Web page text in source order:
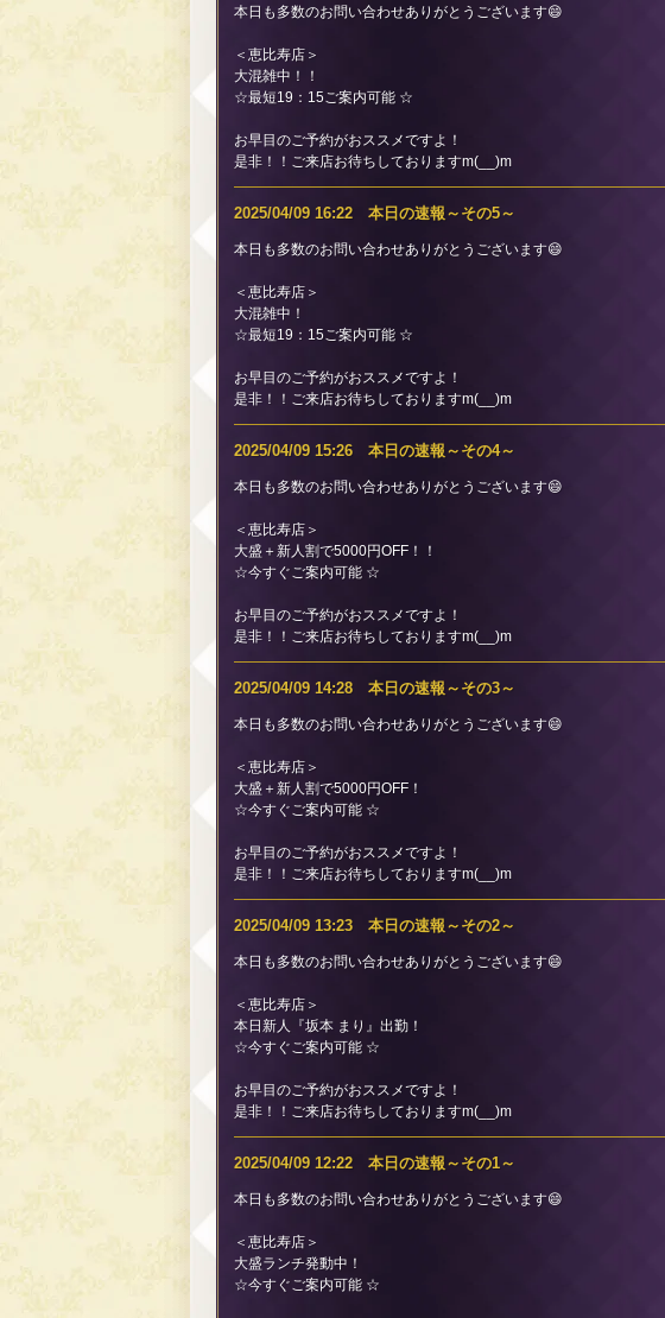
本日も多数のお問い合わせありがとうございます😄
＜恵比寿店＞
大混雑中！！
☆最短19：15ご案内可能 ☆
お早目のご予約がおススメですよ！
是非！！ご来店お待ちしておりますm(__)m
2025/04/09 16:22 本日の速報～その5～
本日も多数のお問い合わせありがとうございます😄
＜恵比寿店＞
大混雑中！
☆最短19：15ご案内可能 ☆
お早目のご予約がおススメですよ！
是非！！ご来店お待ちしておりますm(__)m
2025/04/09 15:26 本日の速報～その4～
本日も多数のお問い合わせありがとうございます😄
＜恵比寿店＞
大盛＋新人割で5000円OFF！！
☆今すぐご案内可能 ☆
お早目のご予約がおススメですよ！
是非！！ご来店お待ちしておりますm(__)m
2025/04/09 14:28 本日の速報～その3～
本日も多数のお問い合わせありがとうございます😄
＜恵比寿店＞
大盛＋新人割で5000円OFF！
☆今すぐご案内可能 ☆
お早目のご予約がおススメですよ！
是非！！ご来店お待ちしておりますm(__)m
2025/04/09 13:23 本日の速報～その2～
本日も多数のお問い合わせありがとうございます😄
＜恵比寿店＞
本日新人『坂本 まり』出勤！
☆今すぐご案内可能 ☆
お早目のご予約がおススメですよ！
是非！！ご来店お待ちしておりますm(__)m
2025/04/09 12:22 本日の速報～その1～
本日も多数のお問い合わせありがとうございます😄
＜恵比寿店＞
大盛ランチ発動中！
☆今すぐご案内可能 ☆